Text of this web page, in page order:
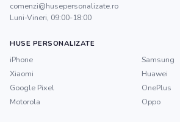
comenzi@husepersonalizate.ro
Luni-Vineri, 09:00-18:00
HUSE PERSONALIZATE
iPhone
Samsung
Xiaomi
Huawei
Google Pixel
OnePlus
Motorola
Oppo